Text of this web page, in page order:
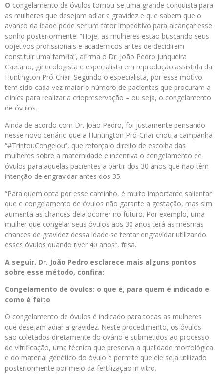
O congelamento de óvulos tornou-se uma grande conquista para
as mulheres que desejam adiar a gravidez e que sabem que o
avanço da idade pode ser um fator impeditivo para alcançar esse
sonho posteriormente. “Hoje, as mulheres estão buscando seus
objetivos profissionais e acadêmicos antes de decidirem
constituir uma família”, afirma o Dr. João Pedro Junqueira
Caetano, ginecologista e especialista em reprodução assistida da
Huntington Pró-Criar. Segundo o especialista, por esse motivo
tem sido cada vez maior o número de pacientes que procuram a
clínica para realizar a criopreservação – ou seja, o congelamento
de óvulos.
Ainda de acordo com Dr. João Pedro, foi justamente pensando
nesse novo cenário que a Huntington Pró-Criar criou a campanha
“#TrintouCongelou”, que reforça o direito de escolha das
mulheres sobre a maternidade e incentiva o congelamento de
óvulos para aquelas pacientes a partir dos 30 anos que não têm
intenção de engravidar antes dos 35.
“Para quem opta por esse caminho, é muito importante salientar
que o congelamento de óvulos não garante a gestação, mas sim
aumenta as chances dela ocorrer no futuro. Por exemplo, uma
mulher que congelar seus óvulos aos 30 anos terá as mesmas
chances de gravidez dessa idade se tentar engravidar utilizando
esses óvulos quando tiver 40 anos”, frisa.
A seguir, Dr. João Pedro esclarece mais alguns pontos
sobre esse método, confira:
Congelamento de óvulos: o que é, para quem é indicado e
como é feito
O congelamento de óvulos é indicado para todas as mulheres
que desejam adiar a gravidez. Neste procedimento, os óvulos
são coletados diretamente do ovário e submetidos ao processo
de vitrificação, uma técnica que preserva a qualidade morfológica
e do material genético do óvulo e permite que ele seja utilizado
posteriormente por meio da fertilização in vitro.